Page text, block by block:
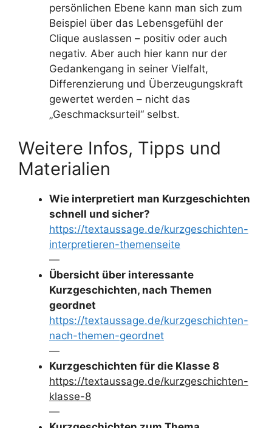
persönlichen Ebene kann man sich zum
Beispiel über das Lebensgefühl der
Clique auslassen – positiv oder auch
negativ. Aber auch hier kann nur der
Gedankengang in seiner Vielfalt,
Differenzierung und Überzeugungskraft
gewertet werden – nicht das
„Geschmacksurteil“ selbst.
Weitere Infos, Tipps und
Materialien
Wie interpretiert man Kurzgeschichten
schnell und sicher?
https://textaussage.de/kurzgeschichten-
interpretieren-themenseite
—
Übersicht über interessante
Kurzgeschichten, nach Themen
geordnet
https://textaussage.de/kurzgeschichten-
nach-themen-geordnet
—
Kurzgeschichten für die Klasse 8
https://textaussage.de/kurzgeschichten-
klasse-8
—